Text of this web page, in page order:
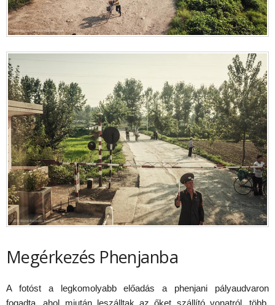
Megérkezés Phenjanba
A fotóst a legkomolyabb előadás a phenjani pályaudvaron
fogadta, ahol miután leszálltak az őket szállító vonatról, több,